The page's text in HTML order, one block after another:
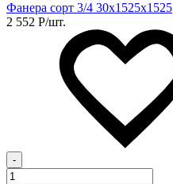
Фанера сорт 3/4 30х1525х1525
2 552 Р/шт.
-